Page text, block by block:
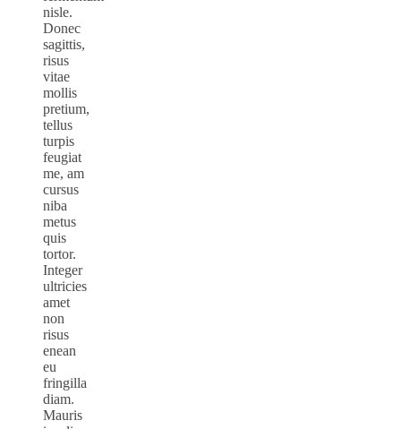
nisle.
Donec
sagittis,
risus
vitae
mollis
pretium,
tellus
turpis
feugiat
me, am
cursus
niba
metus
quis
tortor.
Integer
ultricies
amet
non
risus
enean
eu
fringilla
diam.
Mauris